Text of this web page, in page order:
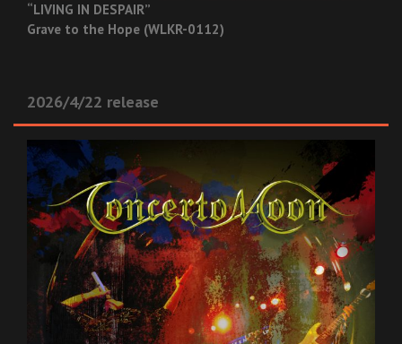
“LIVING IN DESPAIR”
Grave to the Hope (WLKR-0112)
2026/4/22 release